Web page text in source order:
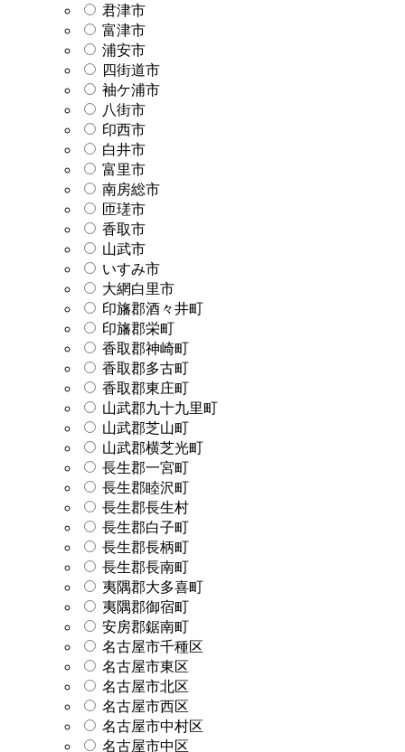
君津市
富津市
浦安市
四街道市
袖ケ浦市
八街市
印西市
白井市
富里市
南房総市
匝瑳市
香取市
山武市
いすみ市
大網白里市
印旛郡酒々井町
印旛郡栄町
香取郡神崎町
香取郡多古町
香取郡東庄町
山武郡九十九里町
山武郡芝山町
山武郡横芝光町
長生郡一宮町
長生郡睦沢町
長生郡長生村
長生郡白子町
長生郡長柄町
長生郡長南町
夷隅郡大多喜町
夷隅郡御宿町
安房郡鋸南町
名古屋市千種区
名古屋市東区
名古屋市北区
名古屋市西区
名古屋市中村区
名古屋市中区